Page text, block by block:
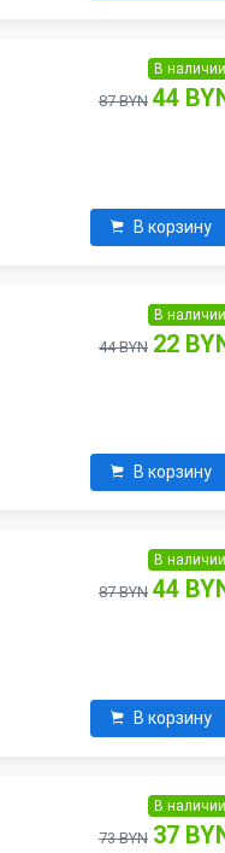
В наличии
87 BYN 44
В корзину
В наличии
44 BYN 22
В корзину
В наличии
87 BYN 44
В корзину
В наличии
73 BYN 37